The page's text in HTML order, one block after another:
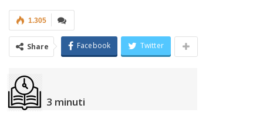
1.305
Share Facebook Twitter
3 minuti